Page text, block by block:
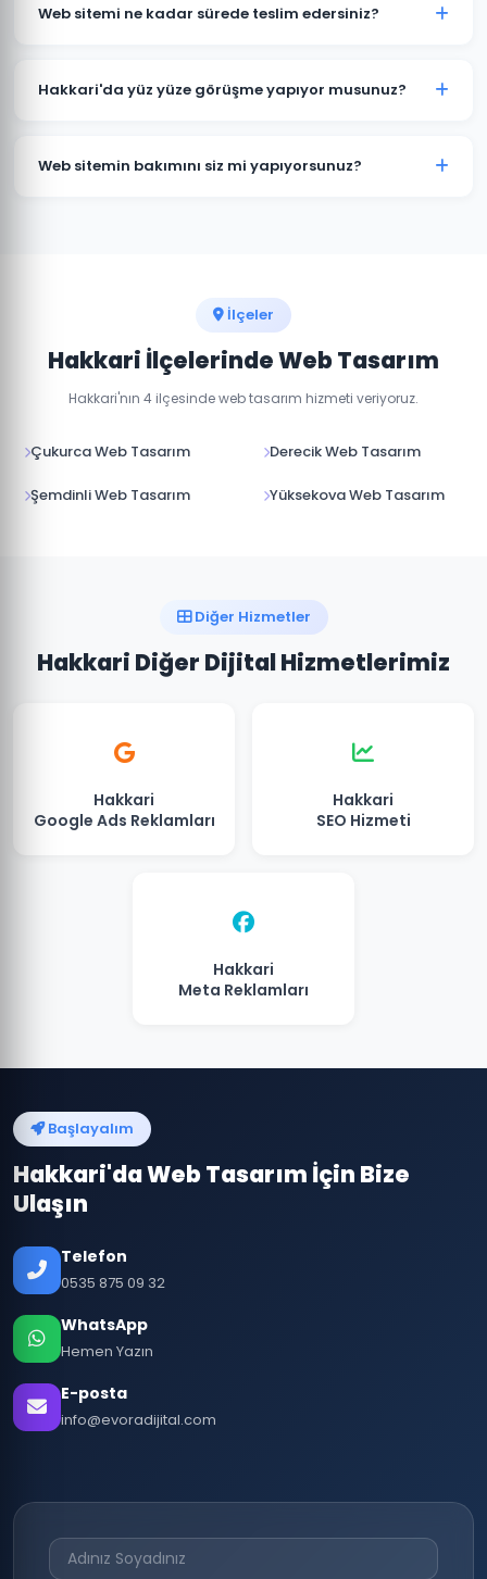
kapsamına göre değişmektedir. Kurumsal web sitesi,
bizimle iletişime geçin.
Web sitemi ne kadar sürede teslim edersiniz?
ticaret projeleri 15-30 iş günü içinde teslim
Hakkari'da yüz yüze görüşme yapıyor musunuz?
online görüşme imkanı sunuyoruz. Projenizin
Web sitemin bakımını siz mi yapıyorsunuz?
İlçeler
Hakkari İlçelerinde Web Tasarım
Hakkari'nın 4 ilçesinde web tasarım hizmeti veriyoruz.
Çukurca Web Tasarım Derecik Web Tasarım
Şemdinli Web Tasarım Yüksekova Web Tasarım
Diğer Hizmetler
Hakkari Diğer Dijital Hizmetlerimiz
Hakkari
Google Ads Reklamları
Hakkari
SEO Hizmeti
Hakkari
Meta Reklamları
Başlayalım
Hakkari'da Web Tasarım İçin Bize
Ulaşın
Telefon
0535 875 09 32
WhatsApp
Hemen Yazın
E-posta
info@evoradijital.com